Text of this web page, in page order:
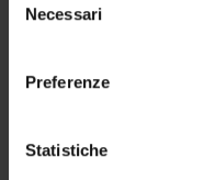
modificare o revocare il
momento dalla
raccogliere
geografica, con
delNecessari
Preferenze
Statistiche
University of Eastern
University of Eastern
University of Umeå,